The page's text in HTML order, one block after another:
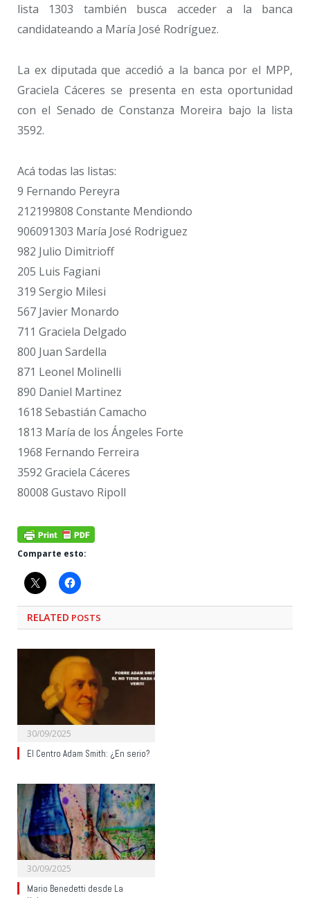
lista 1303 también busca acceder a la banca
candidateando a María José Rodríguez.
La ex diputada que accedió a la banca por el MPP,
Graciela Cáceres se presenta en esta oportunidad
con el Senado de Constanza Moreira bajo la lista
3592.
Acá todas las listas:
9 Fernando Pereyra
212199808 Constante Mendiondo
906091303 María José Rodriguez
982 Julio Dimitrioff
205 Luis Fagiani
319 Sergio Milesi
567 Javier Monardo
711 Graciela Delgado
800 Juan Sardella
871 Leonel Molinelli
890 Daniel Martinez
1618 Sebastián Camacho
1813 María de los Ángeles Forte
1968 Fernando Ferreira
3592 Graciela Cáceres
80008 Gustavo Ripoll
Comparte esto:
RELATED POSTS
30/09/2025
El Centro Adam Smith: ¿En serio?
30/09/2025
Mario Benedetti desde La